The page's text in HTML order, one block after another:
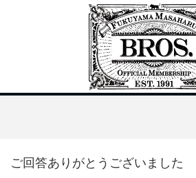
ご回答ありがとうございました